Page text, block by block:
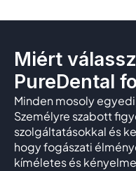
Miért
PureDental
Minden mosoly
Személyre szabott
szolgáltatásokkal és
hogy fogászati
kíméletes és